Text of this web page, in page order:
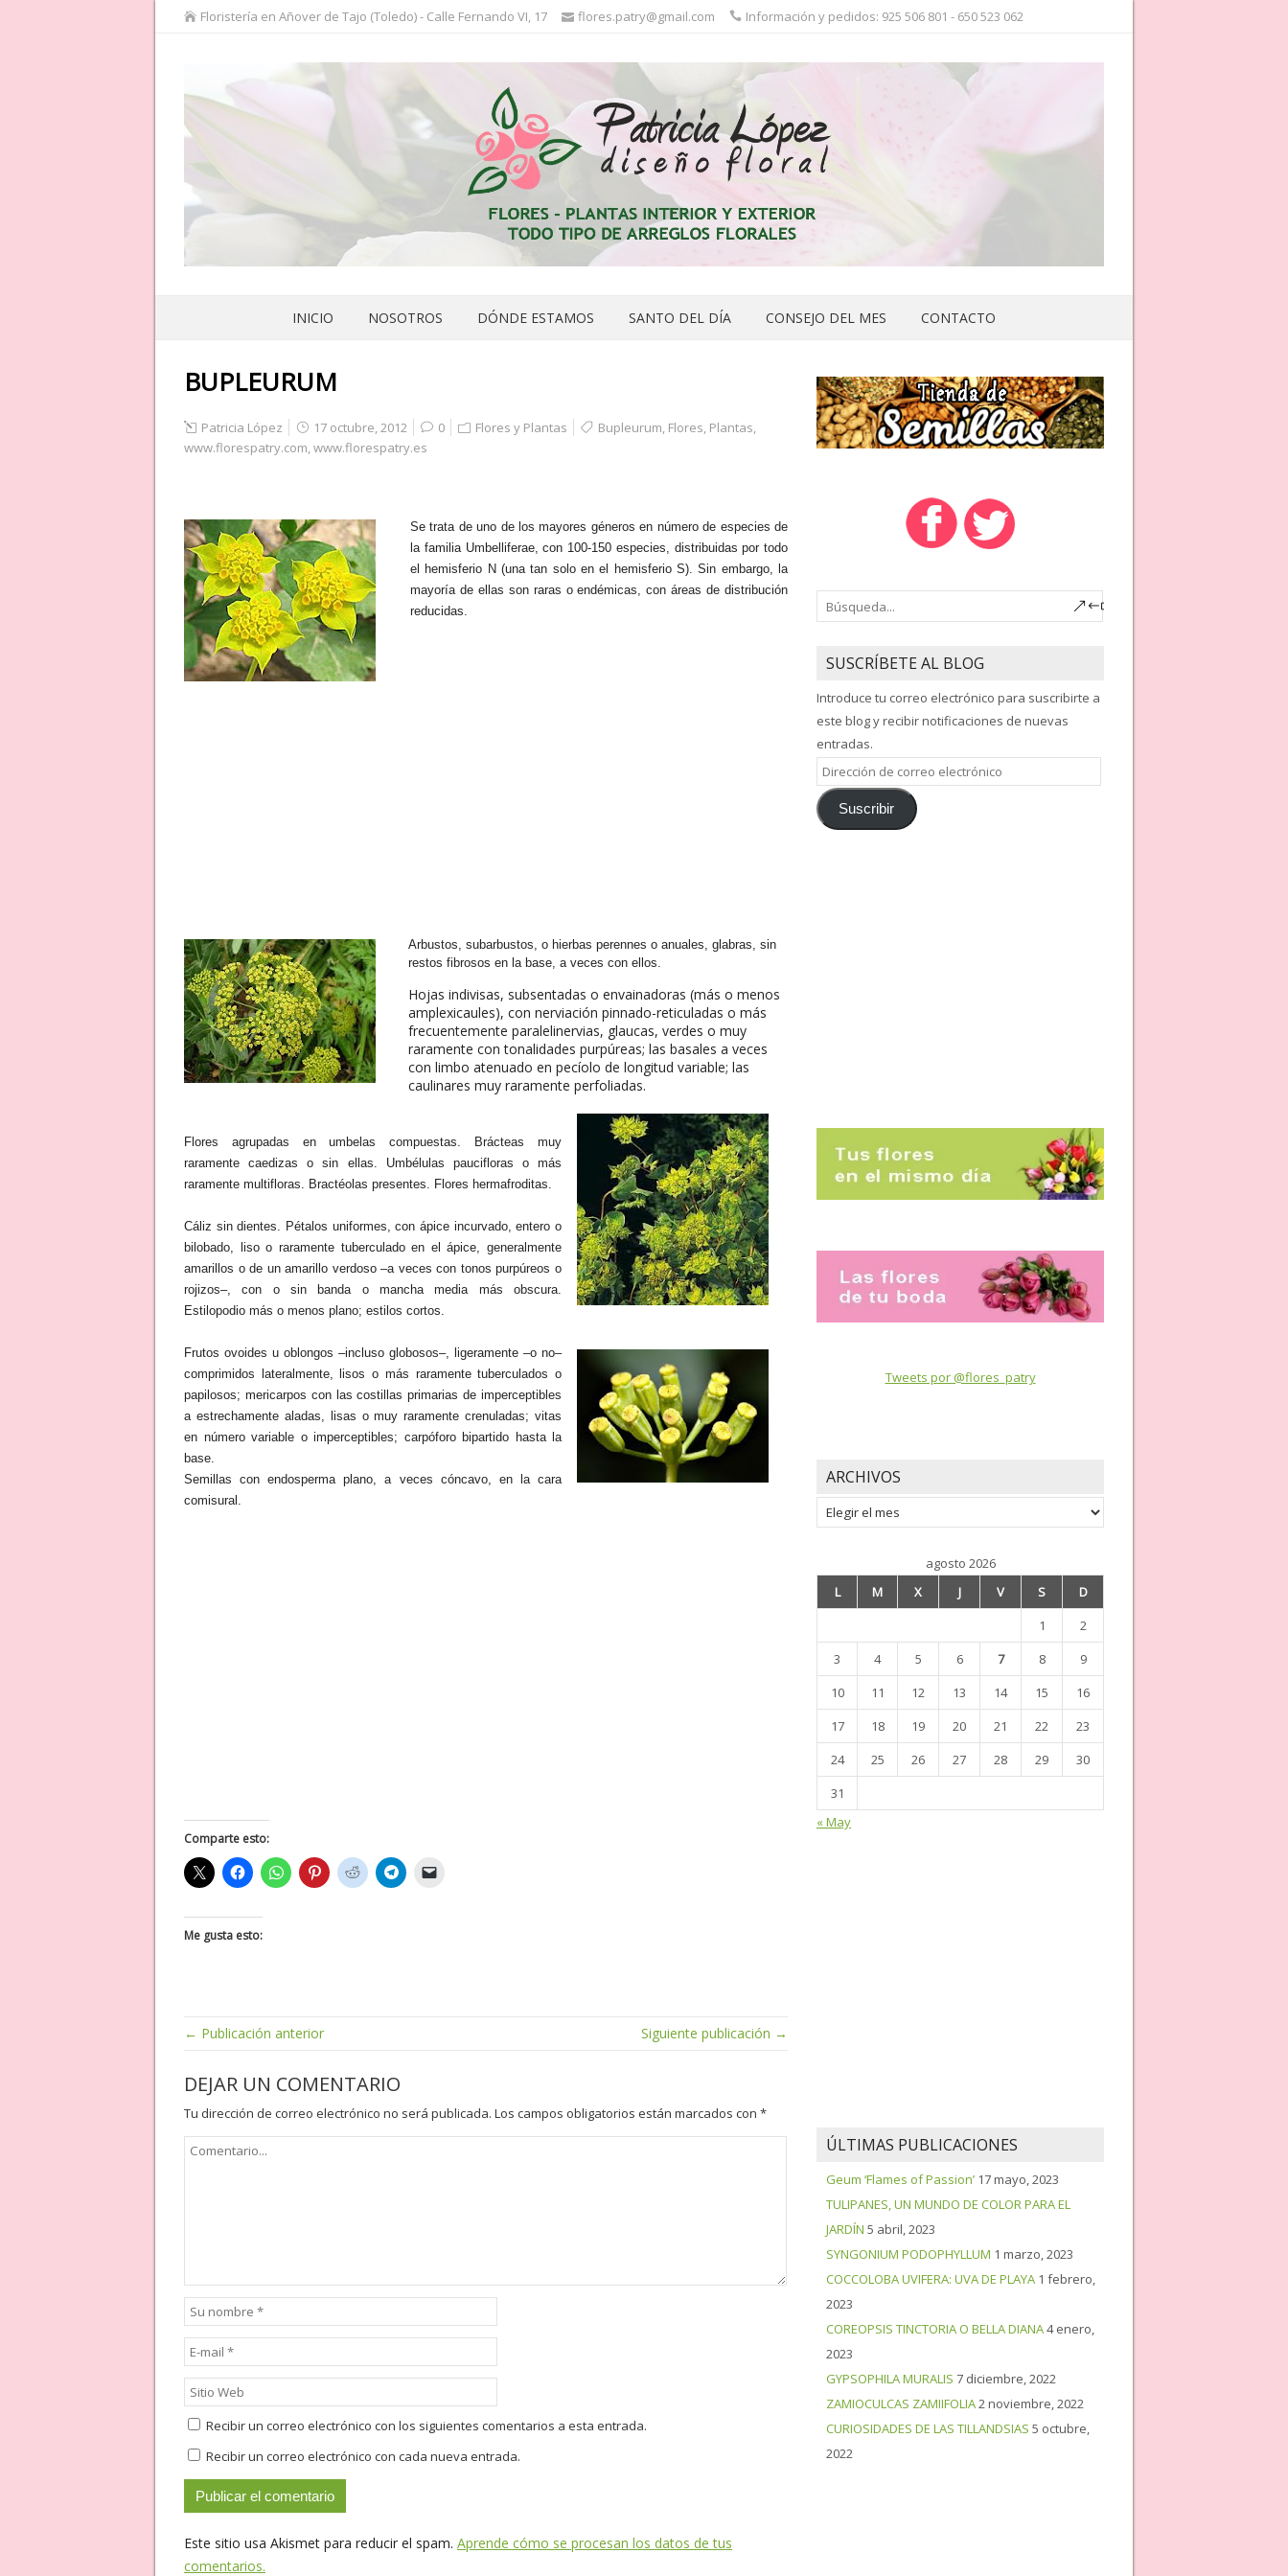
Floristería en Añover de Tajo (Toledo) - Calle Fernando VI, 17 flores.patry@gmail.com Información y pedidos: 925 506 801 - 650 523 062
INICIO NOSOTROS DÓNDE ESTAMOS SANTO DEL DÍA CONSEJO DEL MES CONTACTO
BUPLEURUM
Patricia López 17 octubre, 2012 0 Flores y Plantas Bupleurum, Flores, Plantas,
www.florespatry.com,www.florespatry.es
Se trata de uno de los mayores géneros en número de especies de
la familia Umbelliferae, con 100-150 especies, distribuidas por todo
el hemisferio N (una tan solo en el hemisferio S). Sin embargo, la
mayoría de ellas son raras o endémicas, con áreas de distribución
reducidas.
Arbustos, subarbustos, o hierbas perennes o anuales, glabras, sin
restos fibrosos en la base, a veces con ellos.
Hojas indivisas, subsentadas o envainadoras (más o menos
amplexicaules), con nerviación pinnado-reticuladas o más
frecuentemente paralelinervias, glaucas, verdes o muy
raramente con tonalidades purpúreas; las basales a veces
con limbo atenuado en pecíolo de longitud variable; las
caulinares muy raramente perfoliadas.
Flores agrupadas en umbelas compuestas. Brácteas muy
raramente caedizas o sin ellas. Umbélulas paucifloras o más
raramente multifloras. Bractéolas presentes. Flores hermafroditas.
Cáliz sin dientes. Pétalos uniformes, con ápice incurvado, entero o
bilobado, liso o raramente tuberculado en el ápice, generalmente
amarillos o de un amarillo verdoso –a veces con tonos purpúreos o
rojizos–, con o sin banda o mancha media más obscura.
Estilopodio más o menos plano; estilos cortos.
Frutos ovoides u oblongos –incluso globosos–, ligeramente –o no–
comprimidos lateralmente, lisos o más raramente tuberculados o
papilosos; mericarpos con las costillas primarias de imperceptibles
a estrechamente aladas, lisas o muy raramente crenuladas; vitas
en número variable o imperceptibles; carpóforo bipartido hasta la
base.
Semillas con endosperma plano, a veces cóncavo, en la cara
comisural.
Comparte esto:
Me gusta esto:
← Publicación anterior Siguiente publicación →
DEJAR UN COMENTARIO
Tu dirección de correo electrónico no será publicada. Los campos obligatorios están marcados con *
Recibir un correo electrónico con los siguientes comentarios a esta entrada.
Recibir un correo electrónico con cada nueva entrada.
Este sitio usa Akismet para reducir el spam. Aprende cómo se procesan los datos de tus
comentarios.
SUSCRÍBETE AL BLOG
Introduce tu correo electrónico para suscribirte a
este blog y recibir notificaciones de nuevas
entradas.
Dirección
de
correoSuscribir
Tweets por @flores_patry
ARCHIVOS
Archivos
agosto 2026
L
M X J V S
D
1
2
3
4 5 6 7 8
9
10
11 12 13 14 15
16
17
18 19 20 21 22
23
24
25 26 27 28 29
30
31
« May
ÚLTIMAS PUBLICACIONES
Geum ‘Flames of Passion’ 17 mayo, 2023
TULIPANES, UN MUNDO DE COLOR PARA EL
JARDÍN 5 abril, 2023
SYNGONIUM PODOPHYLLUM 1 marzo, 2023
COCCOLOBA UVIFERA: UVA DE PLAYA 1 febrero,
2023
COREOPSIS TINCTORIA O BELLA DIANA4 enero,
2023
GYPSOPHILA MURALIS 7 diciembre, 2022
ZAMIOCULCAS ZAMIIFOLIA2 noviembre, 2022
CURIOSIDADES DE LAS TILLANDSIAS 5 octubre,
2022